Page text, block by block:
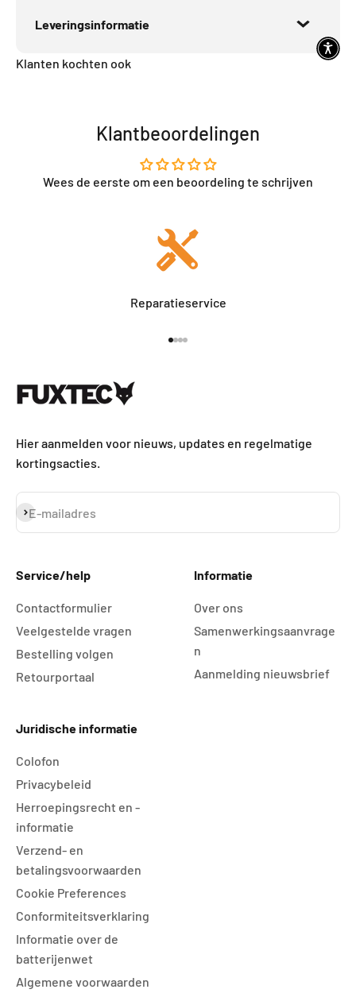
Leveringsinformatie
Klanten kochten ook
Klantbeoordelingen
Wees de eerste om een beoordeling te schrijven
Reparatieservice
Hier aanmelden voor nieuws, updates en regelmatige
kortingsacties.
E-mailadres
Abonneren
Service/help
Contactformulier
Veelgestelde vragen
Bestelling volgen
Retourportaal
Informatie
Over ons
Samenwerkingsaanvrage
n
Aanmelding nieuwsbrief
Juridische informatie
Colofon
Privacybeleid
Herroepingsrecht en -
informatie
Verzend- en
betalingsvoorwaarden
Cookie Preferences
Conformiteitsverklaring
Informatie over de
batterijenwet
Algemene voorwaarden